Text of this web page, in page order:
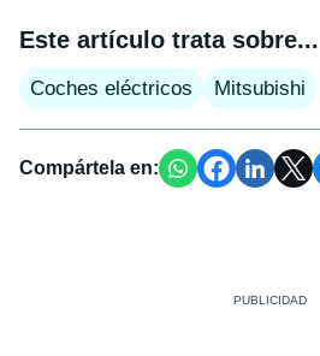
Este artículo trata sobre...
Coches eléctricos Mitsubishi
Compártela en: